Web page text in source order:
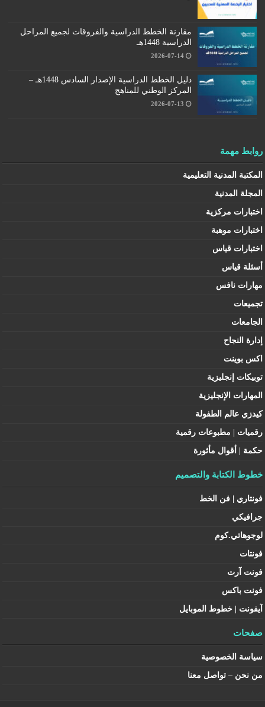
مقارنة الخطط الدراسية والفروقات لجميع المراحل
الدراسية 1448هـ
2026-07-14
دليل الخطط الدراسية الإصدار السادس 1448هـ –
المركز الوطني للمناهج
2026-07-13
روابط مهمة
المكتبة المدنية التعليمية
المجلة المدنية
اختبارات مركزية
اختبارات موهبة
اختبارات قياس
أسئلة قياس
مهارات نافس
تجميعات
الجامعات
إدارة النجاح
اكس بوينت
توبيكات إنجليزية
المهارات الإنجليزية
كيدزي عالم الطفولة
رقميات | مطبوعات رقمية
حكمة | أقوال مأثورة
خطوط الكتابة والتصميم
فونتاري | فن الخط
جرافيكي
لوجوهاتي.كوم
فونتات
فونت آرت
فونت باكس
آيفونت | خطوط الموبايل
صفحات
سياسة الخصوصية
من نحن – تواصل معنا